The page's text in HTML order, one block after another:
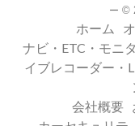
ー ©
ホーム
ナビ・ETC・モニ
イブレコーダー・
会社概要